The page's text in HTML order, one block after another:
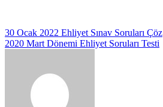
Yazı
gezinmesi
30 Ocak 2022 Ehliyet Sınav Soruları Çöz
2020 Mart Dönemi Ehliyet Soruları Testi